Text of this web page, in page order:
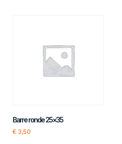
Barre ronde 25×35
€ 3,50